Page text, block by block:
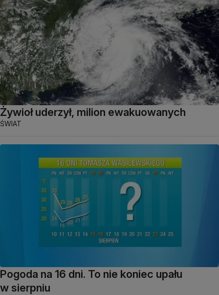
Żywioł uderzył, milion ewakuowanych
ŚWIAT
Pogoda na 16 dni. To nie koniec upału
w sierpniu